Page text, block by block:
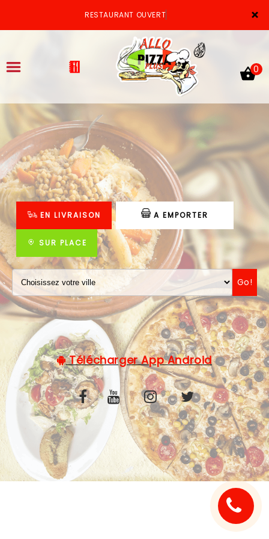
×
RESTAURANT OUVERT
ACCUEIL
LA CARTE
VOTRE COMPTE
NOTRE RESTAURANT
VOS AVIS
MENTIONS LÉGALES
0
EN LIVRAISON A EMPORTER
SUR PLACE
Go!
Télécharger App Android